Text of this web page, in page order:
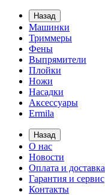
Назад
Машинки
Триммеры
Фены
Выпрямители
Плойки
Ножи
Насадки
Аксессуары
Ermila
Назад
О нас
Новости
Оплата и доставка
Гарантия и сервис
Контакты